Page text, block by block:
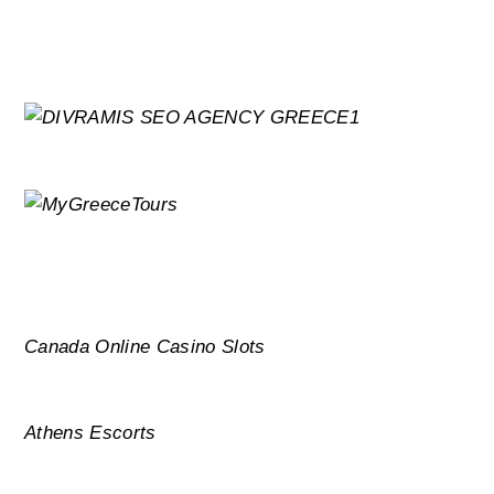
Canada Online Casino Slots
Athens Escorts